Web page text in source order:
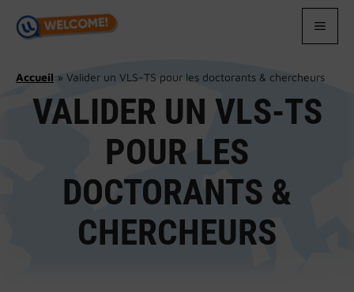
contenu
Accueil » Valider un VLS-TS pour les doctorants & chercheurs
VALIDER UN VLS-TS
POUR LES
DOCTORANTS &
CHERCHEURS